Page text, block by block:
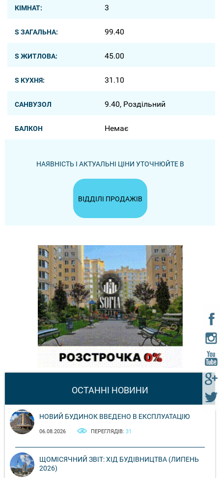
КІМНАТ: 3
S ЗАГАЛЬНА: 99.40
S ЖИТЛОВА: 45.00
S КУХНЯ: 31.10
САНВУЗОЛ 9.40, Роздільний
БАЛКОН Немає
НАЯВНІСТЬ І АКТУАЛЬНІ ЦІНИ УТОЧНЮЙТЕ В
ВІДДІЛІ ПРОДАЖІВ
ОСТАННІ НОВИНИ
НОВИЙ БУДИНОК ВВЕДЕНО В ЕКСПЛУАТАЦІЮ
06.08.2026 ПЕРЕГЛЯДІВ: 31
ЩОМІСЯЧНИЙ ЗВІТ: ХІД БУДІВНИЦТВА (ЛИПЕНЬ
2026)